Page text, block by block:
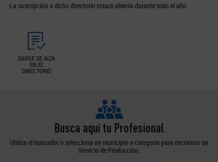
La suscripción a dicho directorio estará abierta durante todo el año.
DARSE DE ALTA
EN EL
DIRECTORIO
Busca aquí tu Profesional
Utiliza el buscador o selecciona un municipio o categoría para encontrar un
Servicio de Producción.